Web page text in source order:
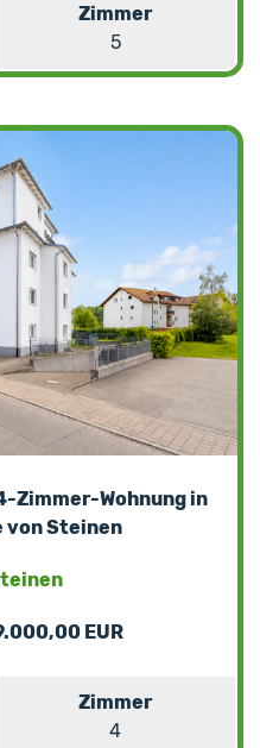
Zimmer
5
Zimmer-Wohnung in
von Steinen
EUR
Zimmer
4